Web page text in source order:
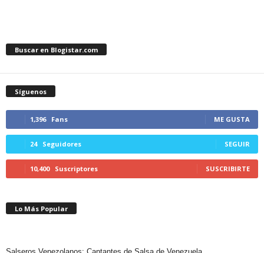
Buscar en Blogistar.com
Síguenos
1,396 Fans ME GUSTA
24 Seguidores SEGUIR
10,400 Suscriptores SUSCRIBIRTE
Lo Más Popular